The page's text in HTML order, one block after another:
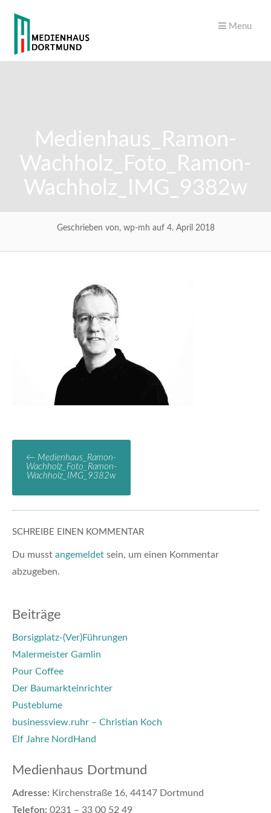
Menu
Medienhaus_Ramon-
Wachholz_Foto_Ramon-
Wachholz_IMG_9382w
Geschrieben von, wp-mh auf 4. April 2018
← Medienhaus_Ramon-
Wachholz_Foto_Ramon-
Wachholz_IMG_9382w
SCHREIBE EINEN KOMMENTAR
Du musst angemeldet sein, um einen Kommentar
abzugeben.
Beiträge
Borsigplatz-(Ver)Führungen
Malermeister Gamlin
Pour Coffee
Der Baumarkteinrichter
Pusteblume
businessview.ruhr – Christian Koch
Elf Jahre NordHand
Medienhaus Dortmund
Adresse: Kirchenstraße 16, 44147 Dortmund
Telefon: 0231 – 33 00 52 49